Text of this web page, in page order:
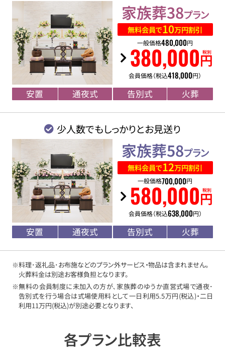
家族葬38プラン
無料会員で10万円割引
一般価格480,000円
380,000円
税別
会員価格（税込418,000円）
安置 通夜式 告別式 火葬
少人数でもしっかりとお見送り
家族葬58プラン
無料会員で12万円割引
一般価格700,000円
580,000円
税別
会員価格（税込638,000円）
安置 通夜式 告別式 火葬
※料理･返礼品･お布施などのプラン外サービス・物品は含まれません。
火葬料金は別途お客様負担となります。
※無料の会員制度に未加入の方が､家族葬のゆうか直営式場で通夜･
告別式を行う場合は式場使用料として一日利用5.5万円(税込)・二日
利用11万円(税込)が別途必要となります、
各プラン比較表